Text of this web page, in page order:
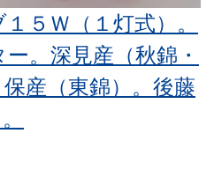
５Ｗ（１灯式）。
。深見産（秋錦・
産（東錦）。後藤